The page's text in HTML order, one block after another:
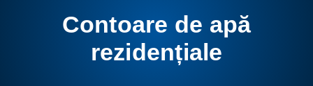
Contoare de apă
rezidențiale